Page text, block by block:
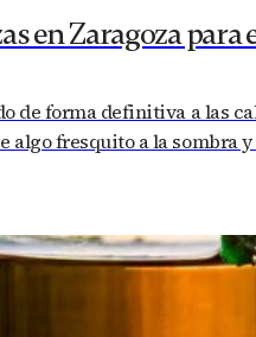
en Zaragoza para
de forma definitiva a las
algo fresquito a la sombra